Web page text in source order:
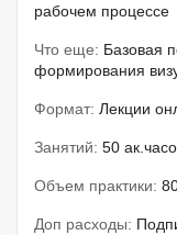
рабочем процессе
Что еще: Базовая
формирования
Формат: Лекции
Занятий: 50
Объем практики:
Доп расходы: